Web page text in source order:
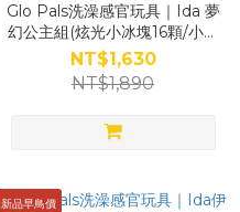
Glo Pals洗澡感官玩具｜Ida 夢
幻公主組(炫光小冰塊16顆/小夥
伴1個)
NT$1,630
NT$1,890
新品早鳥價